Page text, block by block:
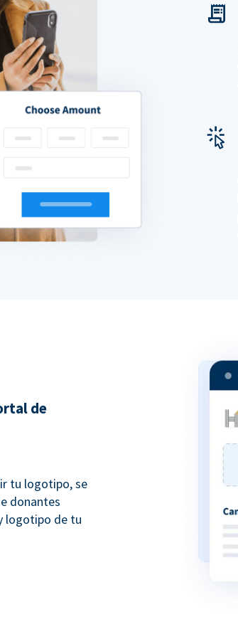
de
tu logotipo, se
donantes
logotipo de tu